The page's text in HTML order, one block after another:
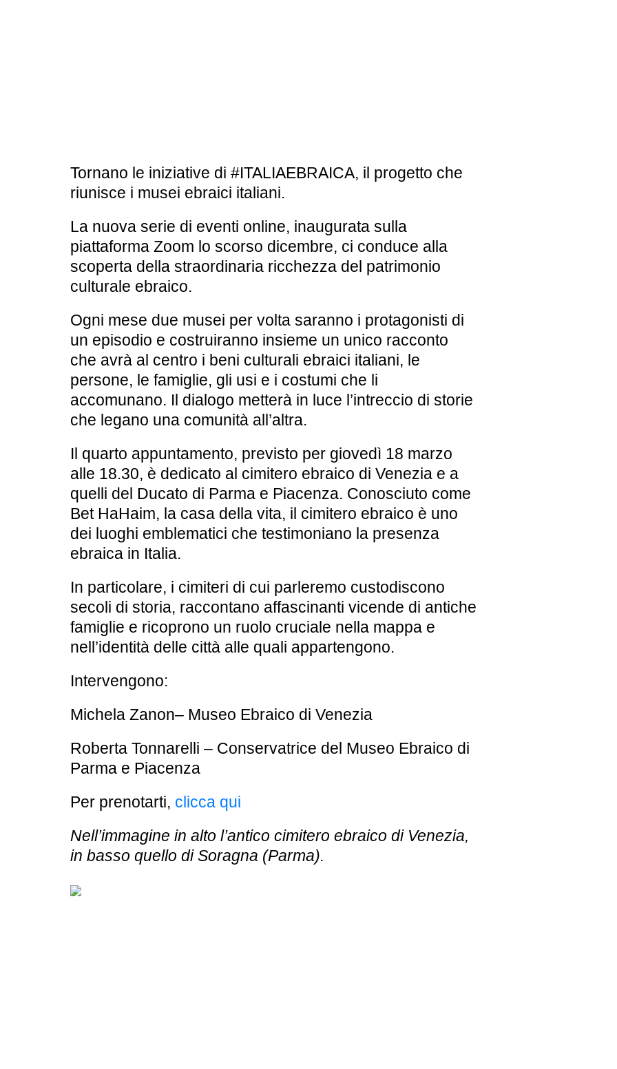
GIOVANI, ADULTI
CAPIRE L’EBRAISMO
OGGETTI & SIMBOLI
IL CICLO DELLA VITA
SHOAH BIGLIETTI
Tornano le iniziative di #ITALIAEBRAICA, il progetto che
riunisce i musei ebraici italiani.
La nuova serie di eventi online, inaugurata sulla
piattaforma Zoom lo scorso dicembre, ci conduce alla
scoperta della straordinaria ricchezza del patrimonio
culturale ebraico.
Ogni mese due musei per volta saranno i protagonisti di
un episodio e costruiranno insieme un unico racconto
che avrà al centro i beni culturali ebraici italiani, le
persone, le famiglie, gli usi e i costumi che li
accomunano. Il dialogo metterà in luce l’intreccio di storie
che legano una comunità all’altra.
Il quarto appuntamento, previsto per giovedì 18 marzo
alle 18.30, è dedicato al cimitero ebraico di Veneziae a
quelli del Ducato di Parma e Piacenza. Conosciuto come
Bet HaHaim, la casa della vita, il cimitero ebraico è uno
dei luoghi emblematici che testimoniano la presenza
ebraica in Italia.
In particolare, i cimiteri di cui parleremo custodiscono
secoli di storia, raccontano affascinanti vicende di antiche
famiglie e ricoprono un ruolo cruciale nella mappa e
nell’identità delle città alle quali appartengono.
Intervengono:
Michela Zanon– Museo Ebraico di Venezia
Roberta Tonnarelli – Conservatrice del Museo Ebraico di
Parma e Piacenza
Per prenotarti, clicca qui
Nell’immagine in alto l’antico cimitero ebraico di Venezia,
in basso quello di Soragna (Parma).